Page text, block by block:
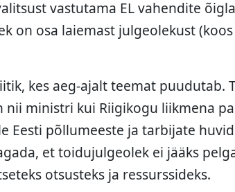
vastutama EL vahendite
on osa laiemast julgeolekust
kes aeg-ajalt teemat puudutab.
nii ministri kui Riigikogu liikmena
Eesti põllumeeste ja tarbijate
et toidujulgeolek ei jääks
otsusteks ja ressurssideks.